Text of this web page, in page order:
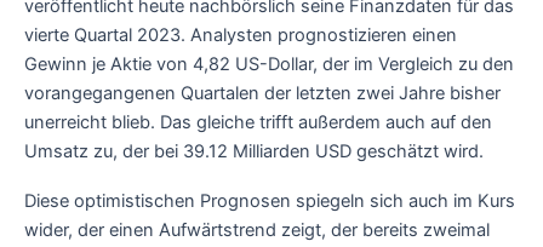
veröffentlicht heute nachbörslich seine Finanzdaten für das
vierte Quartal 2023. Analysten prognostizieren einen
Gewinn je Aktie von 4,82 US-Dollar, der im Vergleich zu den
vorangegangenen Quartalen der letzten zwei Jahre bisher
unerreicht blieb. Das gleiche trifft außerdem auch auf den
Umsatz zu, der bei 39.12 Milliarden USD geschätzt wird.
Diese optimistischen Prognosen spiegeln sich auch im Kurs
wider, der einen Aufwärtstrend zeigt, der bereits zweimal